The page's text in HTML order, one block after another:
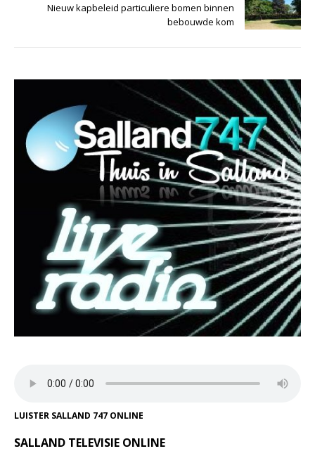
Nieuw kapbeleid particuliere bomen binnen
bebouwde kom
LUISTER SALLAND 747 ONLINE
SALLAND TELEVISIE ONLINE